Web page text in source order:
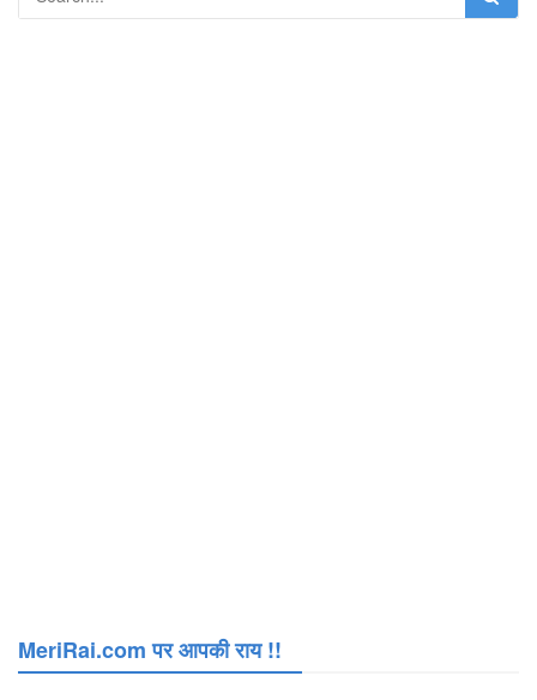
MeriRai.com पर आपकी राय !!